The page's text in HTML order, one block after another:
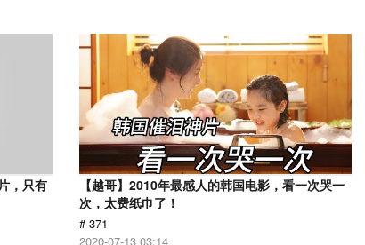
，只有
【越哥】2010年最感人的韩国电影，看一次哭一
次，太费纸巾了！
# 371
2020-07-13 03:14